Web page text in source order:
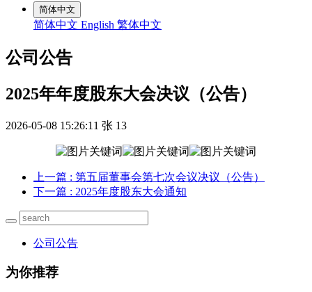
简体中文
简体中文 English 繁体中文
公司公告
2025年年度股东大会决议（公告）
2026-05-08 15:26:11 张 13
上一篇 : 第五届董事会第七次会议决议（公告）
下一篇 : 2025年度股东大会通知
公司公告
为你推荐